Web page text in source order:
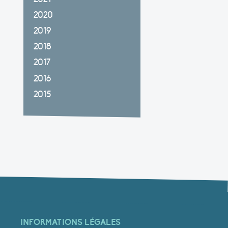
2020
2019
2018
2017
2016
2015
INFORMATIONS LÉGALES